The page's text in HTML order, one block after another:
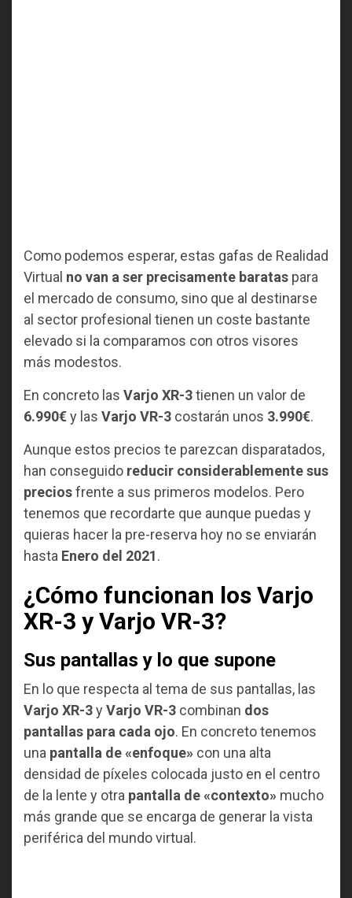
Como podemos esperar, estas gafas de Realidad
Virtual no van a ser precisamente baratas para
el mercado de consumo, sino que al destinarse
al sector profesional tienen un coste bastante
elevado si la comparamos con otros visores
más modestos.
En concreto las Varjo XR-3tienen un valor de
6.990€y las Varjo VR-3 costarán unos 3.990€.
Aunque estos precios te parezcan disparatados,
han conseguido reducir considerablemente sus
preciosfrente a sus primeros modelos. Pero
tenemos que recordarte que aunque puedas y
quieras hacer la pre-reserva hoy no se enviarán
hasta Enero del 2021.
¿Cómo funcionan los Varjo
XR-3 y Varjo VR-3?
Sus pantallas y lo que supone
En lo que respecta al tema de sus pantallas, las
Varjo XR-3yVarjo VR-3 combinan dos
pantallas para cada ojo. En concreto tenemos
una pantalla de «enfoque» con una alta
densidad de píxeles colocada justo en el centro
de la lente y otra pantalla de «contexto» mucho
más grande que se encarga de generar la vista
periférica del mundo virtual.